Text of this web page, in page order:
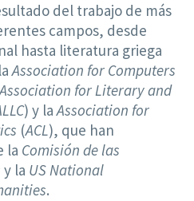
del trabajo de más
campos, desde
hasta literatura griega
Association for Computers
Association for Literary and
) y laAssociation for
(ACL), que han
la Comisión de las
y la US National
.